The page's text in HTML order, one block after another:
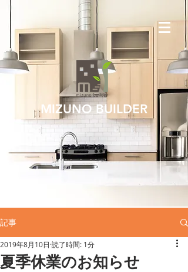
記事
夏季休業のお知らせ
2019年8月10日 読了時間: 1分
MIZUNO BUILDER